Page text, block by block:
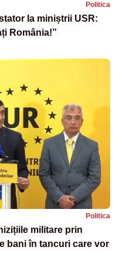
Politica
la miniștrii USR:
România!”
Politica
militare prin
bani în tancuri care vor